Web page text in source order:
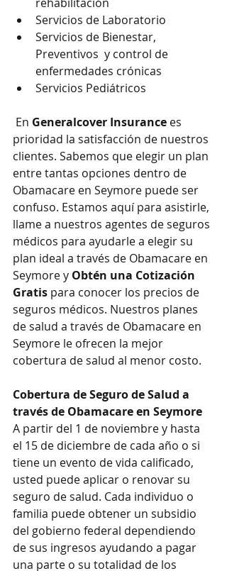
Servicios de Laboratorio
Servicios de Bienestar,
Preventivos  y control de
enfermedades crónicas
Servicios Pediátricos
En Generalcover Insurance es
prioridad la satisfacción de nuestros
clientes. Sabemos que elegir un plan
entre tantas opciones dentro de
Obamacare en Seymore puede ser
confuso. Estamos aquí para asistirle,
llame a nuestros agentes de seguros
médicos para ayudarle a elegir su
plan ideal a través de Obamacare en
Seymore y Obtén una Cotización
Gratis para conocer los precios de
seguros médicos. Nuestros planes
de salud a través de Obamacare en
Seymore le ofrecen la mejor
cobertura de salud al menor costo.
Cobertura de Seguro de Salud a
través de Obamacare en Seymore
A partir del 1 de noviembre y hasta
el 15 de diciembre de cada año o si
tiene un evento de vida calificado,
usted puede aplicar o renovar su
seguro de salud. Cada individuo o
familia puede obtener un subsidio
del gobierno federal dependiendo
de sus ingresos ayudando a pagar
una parte o su totalidad de los